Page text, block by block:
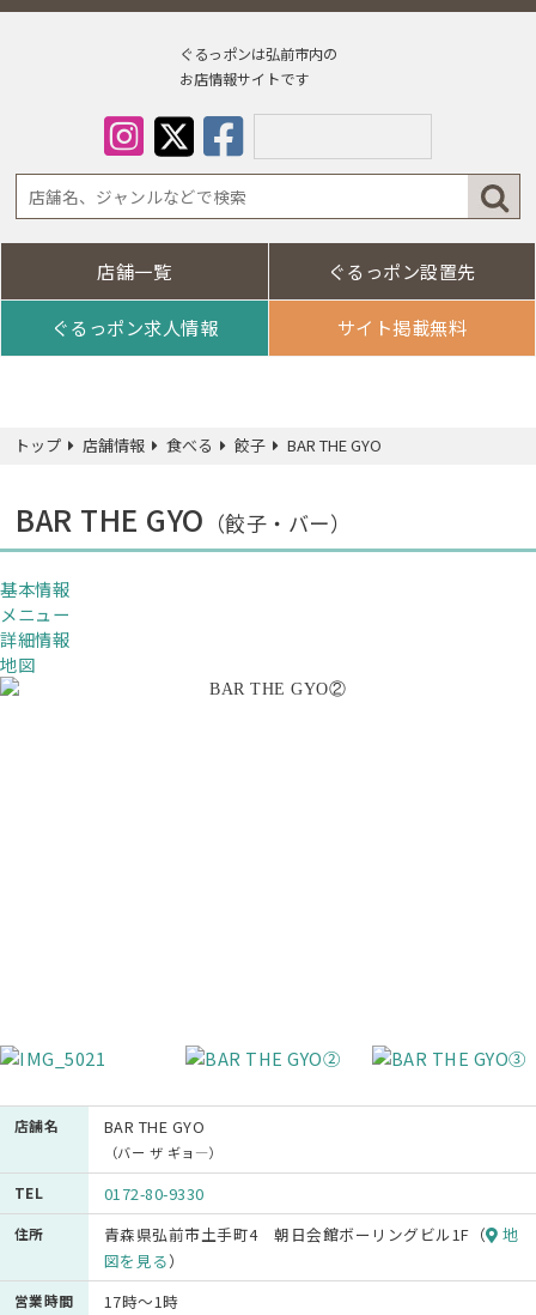
ぐるっポンは弘前市内の
お店情報サイトです
Select
店舗一覧 ぐるっポン設置先
ぐるっポン求人情報 サイト掲載無料
トップ 店舗情報 食べる 餃子 BAR THE GYO
BAR THE GYO （餃子・バー）
基本情報
メニュー
詳細情報
地図
店舗名 BAR THE GYO
（バー ザ ギョ―）
TEL 0172-80-9330
住所 青森県弘前市土手町4 朝日会館ボーリングビル1F（
地
図を見る）
営業時間 17時～1時